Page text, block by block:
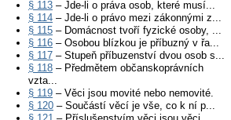
§ 113 – Jde-li o práva osob, které musí...
§ 114 – Jde-li o právo mezi zákonnými z...
§ 115 – Domácnost tvoří fyzické osoby, ...
§ 116 – Osobou blízkou je příbuzný v řa...
§ 117 – Stupeň příbuzenství dvou osob s...
§ 118 – Předmětem občanskoprávních
vzta...
§ 119 – Věci jsou movité nebo nemovité.
§ 120 – Součástí věcí je vše, co k ní p...